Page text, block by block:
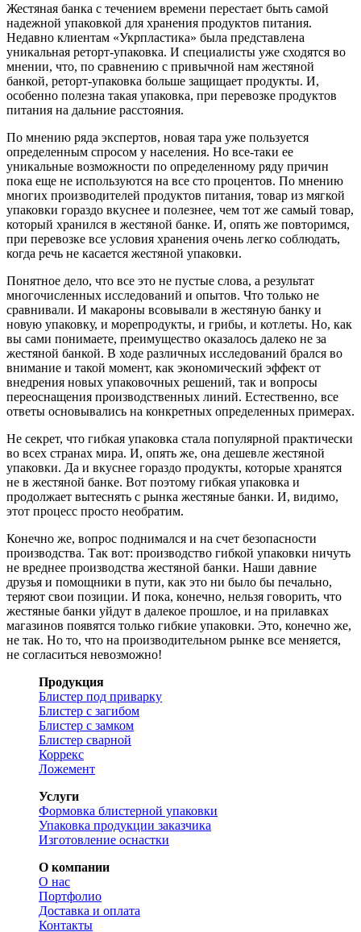
Жестяная банка с течением времени перестает быть самой
надежной упаковкой для хранения продуктов питания.
Недавно клиентам «Укрпластика» была представлена
уникальная реторт-упаковка. И специалисты уже сходятся во
мнении, что, по сравнению с привычной нам жестяной
банкой, реторт-упаковка больше защищает продукты. И,
особенно полезна такая упаковка, при перевозке продуктов
питания на дальние расстояния.
По мнению ряда экспертов, новая тара уже пользуется
определенным спросом у населения. Но все-таки ее
уникальные возможности по определенному ряду причин
пока еще не используются на все сто процентов. По мнению
многих производителей продуктов питания, товар из мягкой
упаковки гораздо вкуснее и полезнее, чем тот же самый товар,
который хранился в жестяной банке. И, опять же повторимся,
при перевозке все условия хранения очень легко соблюдать,
когда речь не касается жестяной упаковки.
Понятное дело, что все это не пустые слова, а результат
многочисленных исследований и опытов. Что только не
сравнивали. И макароны всовывали в жестяную банку и
новую упаковку, и морепродукты, и грибы, и котлеты. Но, как
вы сами понимаете, преимущество оказалось далеко не за
жестяной банкой. В ходе различных исследований брался во
внимание и такой момент, как экономический эффект от
внедрения новых упаковочных решений, так и вопросы
переоснащения производственных линий. Естественно, все
ответы основывались на конкретных определенных примерах.
Не секрет, что гибкая упаковка стала популярной практически
во всех странах мира. И, опять же, она дешевле жестяной
упаковки. Да и вкуснее гораздо продукты, которые хранятся
не в жестяной банке. Вот поэтому гибкая упаковка и
продолжает вытеснять с рынка жестяные банки. И, видимо,
этот процесс просто необратим.
Конечно же, вопрос поднимался и на счет безопасности
производства. Так вот: производство гибкой упаковки ничуть
не вреднее производства жестяной банки. Наши давние
друзья и помощники в пути, как это ни было бы печально,
теряют свои позиции. И пока, конечно, нельзя говорить, что
жестяные банки уйдут в далекое прошлое, и на прилавках
магазинов появятся только гибкие упаковки. Это, конечно же,
не так. Но то, что на производительном рынке все меняется,
не согласиться невозможно!
Продукция
Блистер под приварку
Блистер с загибом
Блистер с замком
Блистер сварной
Коррекс
Ложемент
Услуги
Формовка блистерной упаковки
Упаковка продукции заказчика
Изготовление оснастки
О компании
О нас
Портфолио
Доставка и оплата
Контакты